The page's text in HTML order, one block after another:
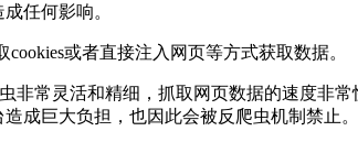
任何影响。
或者直接注入网页等方式获取数据。
非常灵活和精细，抓取网页数据的速度非
成巨大负担，也因此会被反爬虫机制禁止。